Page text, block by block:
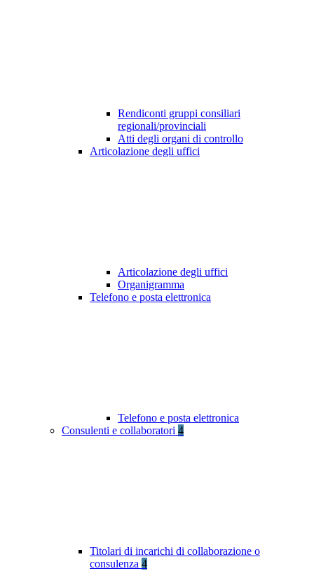
Rendiconti gruppi consiliari
regionali/provinciali
Atti degli organi di controllo
Articolazione degli uffici
Articolazione degli uffici
Organigramma
Telefono e posta elettronica
Telefono e posta elettronica
Consulenti e collaboratori 4
Titolari di incarichi di collaborazione o
consulenza 4